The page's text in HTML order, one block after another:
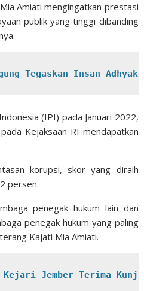
Amiati mengingatkan prestasi
publik yang tinggi dibanding
Tegaskan Insan
(IPI) pada Januari 2022,
Kejaksaan RI mendapatkan
korupsi, skor yang diraih
persen.
penegak hukum lain dan
penegak hukum yang paling
Kajati Mia Amiati.
Jember Terima